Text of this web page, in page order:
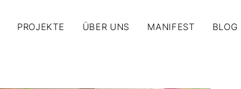
PROJEKTE ÜBER UNS MANIFEST BLOG